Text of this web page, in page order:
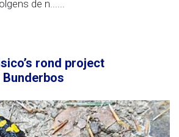
de n......
rond project